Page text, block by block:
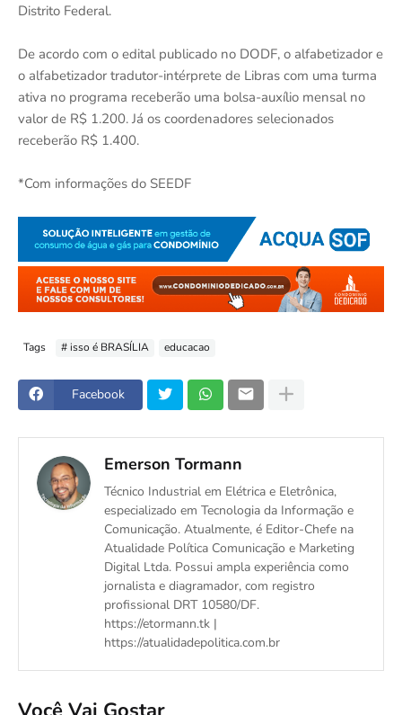
Distrito Federal.
De acordo com o edital publicado no DODF, o alfabetizador e
o alfabetizador tradutor-intérprete de Libras com uma turma
ativa no programa receberão uma bolsa-auxílio mensal no
valor de R$ 1.200. Já os coordenadores selecionados
receberão R$ 1.400.
*Com informações do SEEDF
Tags # isso é BRASÍLIA educacao
Facebook
Emerson Tormann
Técnico Industrial em Elétrica e Eletrônica,
especializado em Tecnologia da Informação e
Comunicação. Atualmente, é Editor-Chefe na
Atualidade Política Comunicação e Marketing
Digital Ltda. Possui ampla experiência como
jornalista e diagramador, com registro
profissional DRT 10580/DF.
https://etormann.tk |
https://atualidadepolitica.com.br